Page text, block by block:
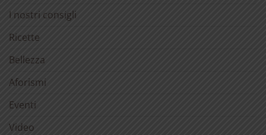
I nostri consigli
Ricette
Bellezza
Aforismi
Eventi
Video